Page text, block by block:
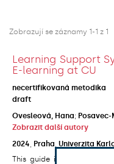
Zobrazují se záznamy 1-1 z 1
Learning Support
E-learning at CU
necertifikovaná metodika
draft
Ovesleová, Hana;
Zobrazit další autory
2024
Praha Univerzita
This guide introduces the